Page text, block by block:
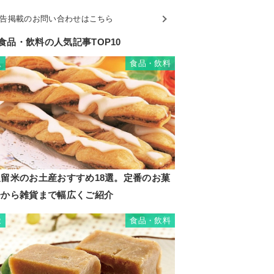
掲載のお問い合わせはこちら
品・飲料の人気記事TOP10
食品・飲料
米のお土産おすすめ18選。定番のお菓
ら雑貨まで幅広くご紹介
食品・飲料